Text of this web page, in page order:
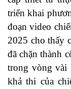
triển khai
đoạn video
2025 cho thấy
đã chặn thành
trong vòng vài
khả thi của